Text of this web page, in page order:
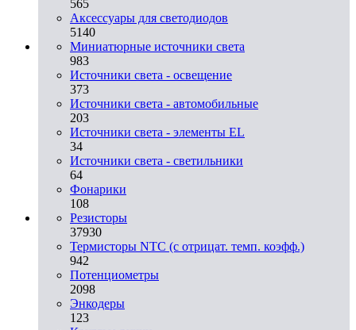
565
Аксессуары для светодиодов
5140
Миниатюрные источники света
983
Источники света - освещение
373
Источники света - автомобильные
203
Источники света - элементы EL
34
Источники света - светильники
64
Фонарики
108
Резисторы
37930
Термисторы NTC (с отрицат. темп. коэфф.)
942
Потенциометры
2098
Энкодеры
123